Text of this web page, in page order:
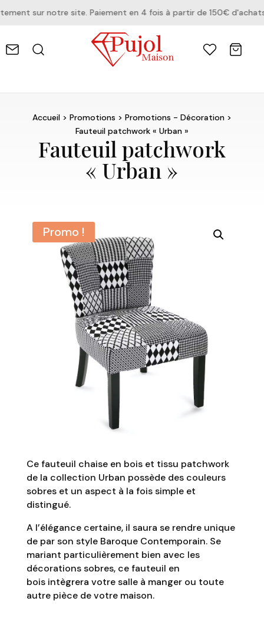
sur notre site. Paiement en 4 fois à partir de 150€
Accueil> Promotions > Promotions - Décoration>
Fauteuil patchwork « Urban »
Fauteuil patchwork
« Urban »
Promo !
Ce fauteuil chaise en bois et tissu patchwork
de la collection Urban possède des couleurs
sobres et un aspect à la fois simple et
distingué.
A l’élégance certaine, il saura se rendre unique
de par son style Baroque Contemporain. Se
mariant particulièrement bien avec les
décorations sobres, ce fauteuil en
bois intègrera votre salle à manger ou toute
autre pièce de votre maison.